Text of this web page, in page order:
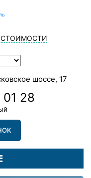
СТОИМОСТИ
шоссе, 17
28